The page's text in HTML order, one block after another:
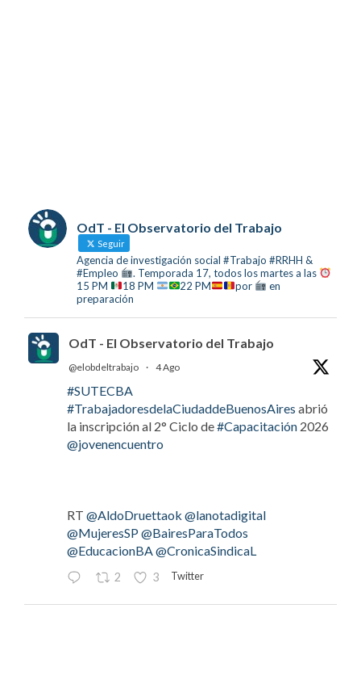
OdT - El Observatorio del Trabajo
Seguir
Agencia de investigación social #Trabajo #RRHH &
#Empleo
. Temporada 17, todos los martes a las
15 PM
18 PM 22 PM por
en
preparación
OdT - El Observatorio del Trabajo
@elobdeltrabajo · 4 Ago
#SUTECBA
#TrabajadoresdelaCiudaddeBuenosAires abrió
la inscripción al 2° Ciclo de#Capacitación 2026
@jovenencuentro
RT @AldoDruettaok @lanotadigital
@MujeresSP@BairesParaTodos
@EducacionBA @CronicaSindicaL
2 3 Twitter